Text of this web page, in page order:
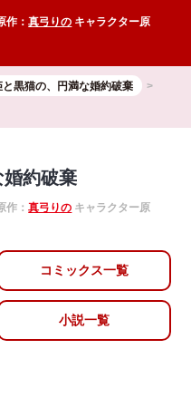
作：真弓りの キャラクター原
と黒猫の、円満な婚約破棄
約破棄
作：真弓りの キャラクター原
コミックス一覧
小説一覧